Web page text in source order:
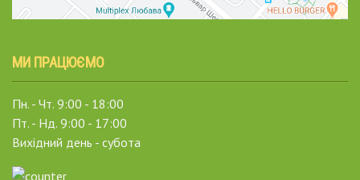
МИ ПРАЦЮЄМО
Пн. - Чт. 9:00 - 18:00
Пт. - Нд. 9:00 - 17:00
Вихідний день - субота